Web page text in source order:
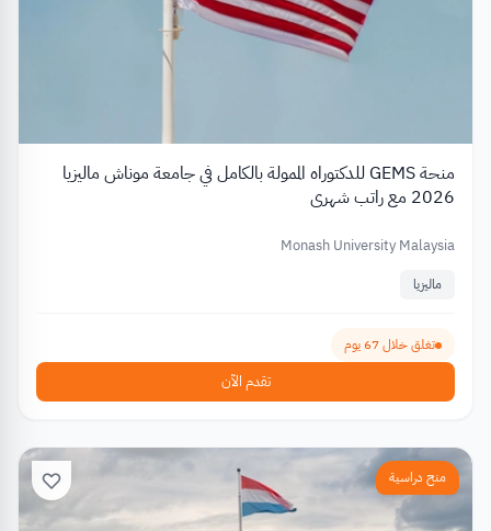
منحة GEMS للدكتوراه الممولة بالكامل في جامعة موناش ماليزيا
2026 مع راتب شهري
Monash University Malaysia
ماليزيا
تغلق خلال 67 يوم
تقدم الآن
منح دراسية